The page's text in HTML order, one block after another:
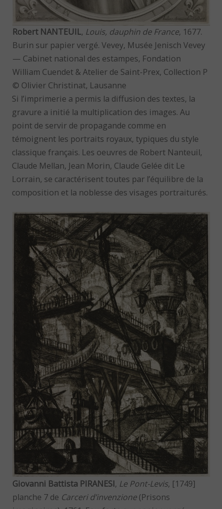
Robert NANTEUIL, Louis, dauphin de France, 1677.
Burin sur papier vergé. Vevey, Musée Jenisch Vevey
— Cabinet national des estampes, Fondation
William Cuendet & Atelier de Saint-Prex, Collection P
© Olivier Christinat, Lausanne
Si l’imprimerie a permis la diffusion des textes, la
gravure a initié la multiplication des images. Au
point de servir de propagande comme en
témoignent les portraits royaux, typiques du style
classique français. Les oeuvres de Robert Nanteuil,
Claude Mellan, Jean Morin, Claude Gelée dit Le
Lorrain, se caractérisent toutes par l’équilibre de la
composition et la noblesse des visages portraiturés.
Giovanni Battista PIRANESI, Le Pont-Levis, [1749]
planche 7 de Carceri d’invenzione(Prisons